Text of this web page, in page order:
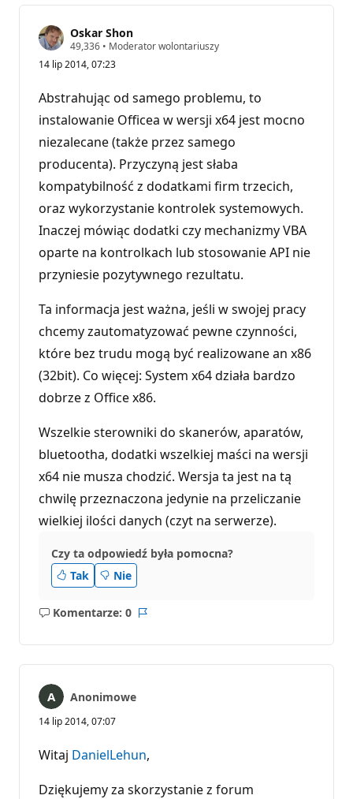
Oskar Shon
49,336 P
n
t
y
r
e
p
t
i
• Moderator wolontariuszy
14 lip 2014, 07:23
Abstrahując od samego problemu, to
instalowanie Officea w wersji x64 jest mocno
niezalecane (także przez samego
producenta). Przyczyną jest słaba
kompatybilność z dodatkami firm trzecich,
oraz wykorzystanie kontrolek systemowych.
Inaczej mówiąc dodatki czy mechanizmy VBA
oparte na kontrolkach lub stosowanie API nie
przyniesie pozytywnego rezultatu.
Ta informacja jest ważna, jeśli w swojej pracy
chcemy zautomatyzować pewne czynności,
które bez trudu mogą być realizowane an x86
(32bit). Co więcej: System x64 działa bardzo
dobrze z Office x86.
Wszelkie sterowniki do skanerów, aparatów,
bluetootha, dodatki wszelkiej maści na wersji
x64 nie musza chodzić. Wersja ta jest na tą
chwilę przeznaczona jedynie na przeliczanie
wielkiej ilości danych (czyt na serwerze).
Czy ta odpowiedź była pomocna?
Tak
Nie
Komentarze: 0
Brak
Anonimowe
14 lip 2014, 07:07
Witaj DanielLehun,
Dziękujemy za skorzystanie z forum